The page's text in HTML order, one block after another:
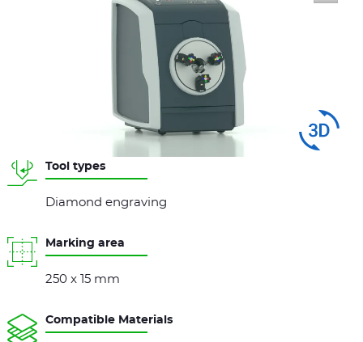
Swipe
to spin
Tool types
Diamond engraving
Marking area
250 x 15 mm
Compatible Materials